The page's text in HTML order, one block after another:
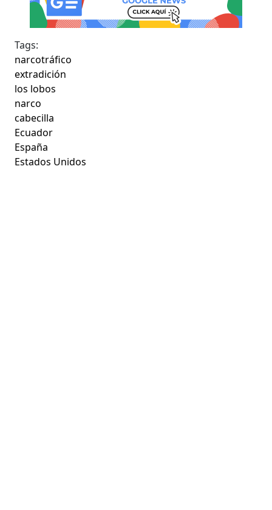
Tags:
narcotráfico
extradición
los lobos
narco
cabecilla
Ecuador
España
Estados Unidos